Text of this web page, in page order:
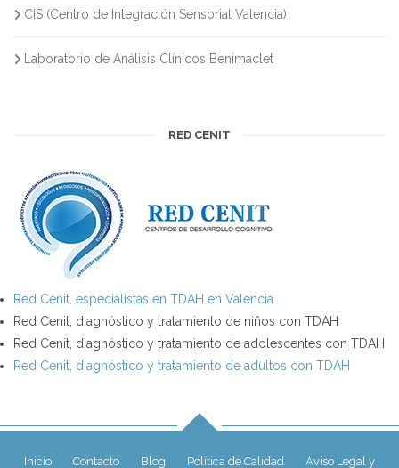
CIS (Centro de Integración Sensorial Valencia)
Laboratorio de Análisis Clínicos Benimaclet
RED CENIT
Red Cenit, especialistas en TDAH en Valencia
Red Cenit, diagnóstico y tratamiento de niños con TDAH
Red Cenit, diagnóstico y tratamiento de adolescentes con TDAH
Red Cenit, diagnóstico y tratamiento de adultos con TDAH
Inicio Contacto Blog Política de Calidad Aviso Legal y